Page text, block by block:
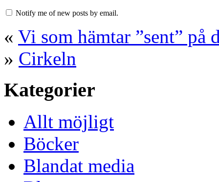
Notify me of new posts by email.
« Vi som hämtar ”sent” på
» Cirkeln
Kategorier
Allt möjligt
Böcker
Blandat media